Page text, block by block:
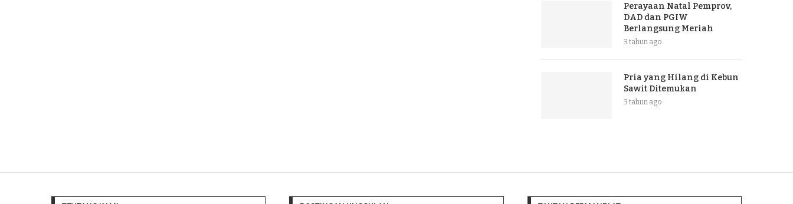
Perayaan Natal Pemprov,
DAD dan PGIW
Berlangsung Meriah
3 tahun ago
Pria yang Hilang di Kebun
Sawit Ditemukan
3 tahun ago